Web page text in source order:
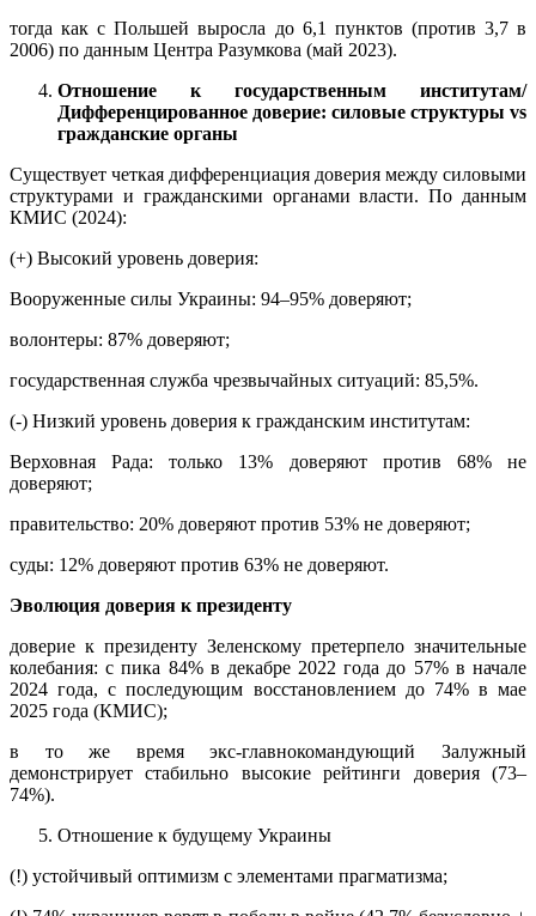
тогда как с Польшей выросла до 6,1 пунктов (против 3,7 в
2006) по данным Центра Разумкова (май 2023).
Отношение к государственным институтам/
Дифференцированное доверие: силовые структуры vs
гражданские органы
Существует четкая дифференциация доверия между силовыми
структурами и гражданскими органами власти. По данным
КМИС (2024):
(+) Высокий уровень доверия:
Вооруженные силы Украины: 94–95% доверяют;
волонтеры: 87% доверяют;
государственная служба чрезвычайных ситуаций: 85,5%.
(-) Низкий уровень доверия к гражданским институтам:
Верховная Рада: только 13% доверяют против 68% не
доверяют;
правительство: 20% доверяют против 53% не доверяют;
суды: 12% доверяют против 63% не доверяют.
Эволюция доверия к президенту
доверие к президенту Зеленскому претерпело значительные
колебания: с пика 84% в декабре 2022 года до 57% в начале
2024 года, с последующим восстановлением до 74% в мае
2025 года (КМИС);
в то же время экс-главнокомандующий Залужный
демонстрирует стабильно высокие рейтинги доверия (73–
74%).
Отношение к будущему Украины
(!) устойчивый оптимизм с элементами прагматизма;